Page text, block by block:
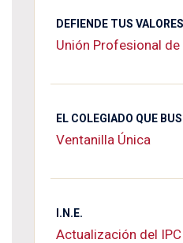
DEFIENDE TUS VALORES
Unión Profesional de
EL COLEGIADO QUE
Ventanilla Única
I.N.E.
Actualización del IPC